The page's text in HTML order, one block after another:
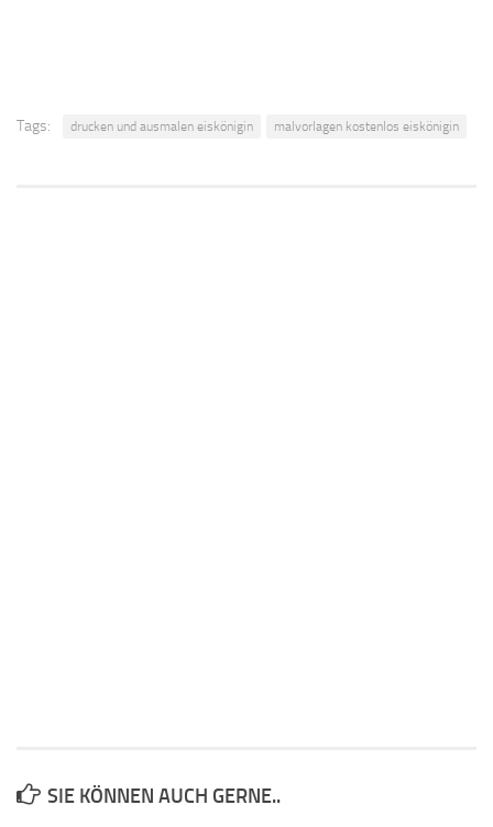
Tags: drucken und ausmalen eiskönigin malvorlagen kostenlos eiskönigin
SIE KÖNNEN AUCH GERNE..